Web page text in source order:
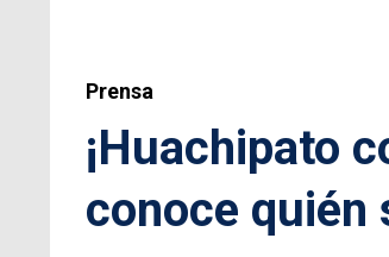
Prensa
¡Huachipato
conoce quién